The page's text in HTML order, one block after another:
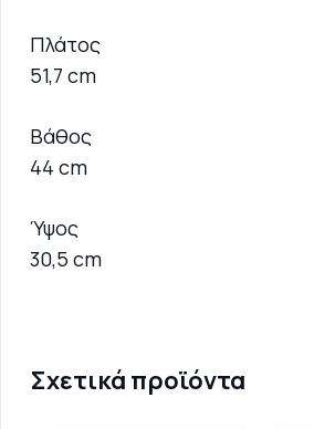
Πλάτος
51,7 cm
Βάθος
44 cm
Ύψος
30,5 cm
Σχετικά προϊόντα